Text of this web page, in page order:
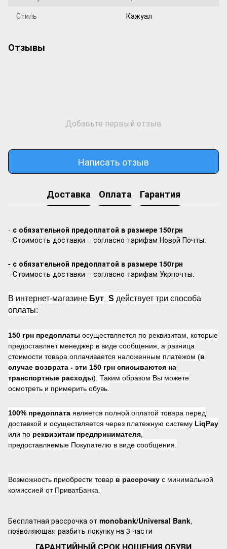
Стиль
Кэжуал
Отзывы
Добавьте первый отзыв
Написать отзыв
Доставка Оплата Гарантия
- с обязательной предоплатой в размере 150грн
- Стоимость доставки – согласно тарифам Новой Почты.
- с обязательной предоплатой в размере 150грн
- Стоимость доставки – согласно тарифам Укрпочты.
В интернет-магазине Бут_S действует три способа
оплаты:
150 грн предоплаты осуществляется по реквизитам, которые
предоставляет менеджер в виде сообщения, а разница
стоимости товара оплачивается наложенным платежом (в
случае возврата - эти 150 грн списываются на
транспортные расходы). Таким образом Вы можете
осмотреть и примерить обувь.
100% предоплата является полной оплатой товара перед
доставкой и осуществляется через платежную систему LiqPay
или по реквизитам предпринимателя
предоставляемые Покупателю в виде сообщения.
Возможность приобрести товар в рассрочку с минимальной
комиссией от ПриватБанка.
Бесплатная рассрочка от monobank/Universal Bank,
позволяющая разбить покупку на 3 части